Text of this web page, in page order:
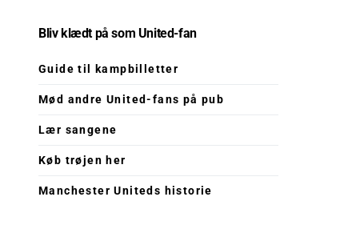
Bliv klædt på som United-fan
Guide til kampbilletter
Mød andre United-fans på pub
Lær sangene
Køb trøjen her
Manchester Uniteds historie